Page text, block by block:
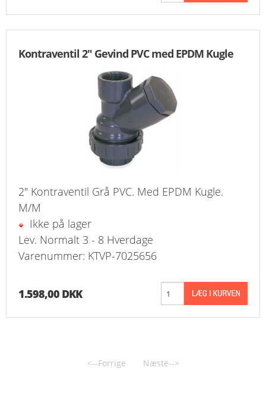
LOG UD
Kontraventil 2" Gevind PVC med EPDM Kugle
2" Kontraventil Grå PVC. Med EPDM Kugle.
M/M
Ikke på lager
Lev. Normalt 3 - 8 Hverdage
Varenummer: KTVP-7025656
1.598,00 DKK
<--Forrige Næste-->